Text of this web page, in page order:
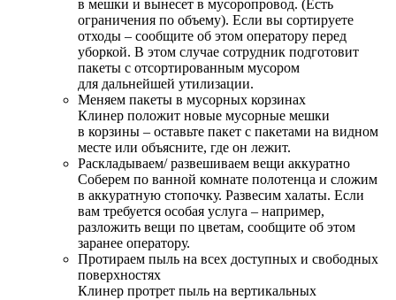
в мешки и вынесет в мусоропровод. (Есть
ограничения по объему). Если вы сортируете
отходы – сообщите об этом оператору перед
уборкой. В этом случае сотрудник подготовит
пакеты с отсортированным мусором
для дальнейшей утилизации.
Меняем пакеты в мусорных корзинах
Клинер положит новые мусорные мешки
в корзины – оставьте пакет с пакетами на видном
месте или объясните, где он лежит.
Раскладываем/ развешиваем вещи аккуратно
Соберем по ванной комнате полотенца и сложим
в аккуратную стопочку. Развесим халаты. Если
вам требуется особая услуга – например,
разложить вещи по цветам, сообщите об этом
заранее оператору.
Протираем пыль на всех доступных и свободных
поверхностях
Клинер протрет пыль на вертикальных